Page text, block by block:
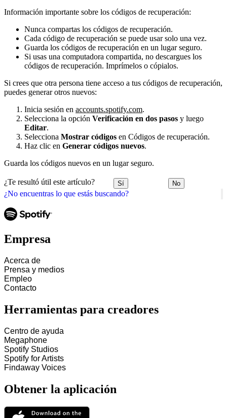
¿No encuentras lo que estás buscando?
Información importante sobre los códigos de recuperación:
Nunca compartas los códigos de recuperación.
Cada código de recuperación se puede usar solo una vez.
Guarda los códigos de recuperación en un lugar seguro.
Si usas una computadora compartida, no descargues los
códigos de recuperación. Imprímelos o cópialos.
Si crees que otra persona tiene acceso a tus códigos de recuperación,
puedes generar otros nuevos:
Inicia sesión en accounts.spotify.com.
Selecciona la opción Verificación en dos pasos y luego
Editar.
Selecciona Mostrar códigos en Códigos de recuperación.
Haz clic en Generar códigos nuevos.
Guarda los códigos nuevos en un lugar seguro.
¿Te resultó útil este artículo? Sí No
Empresa
Acerca de
Prensa y medios
Empleo
Contacto
Herramientas para creadores
Centro de ayuda
Megaphone
Spotify Studios
Spotify for Artists
Findaway Voices
Obtener la aplicación